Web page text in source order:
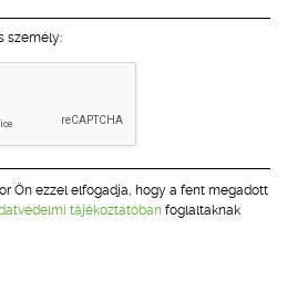
személy:
Ön ezzel elfogadja, hogy a fent megadott
tájékoztatóban foglaltaknak